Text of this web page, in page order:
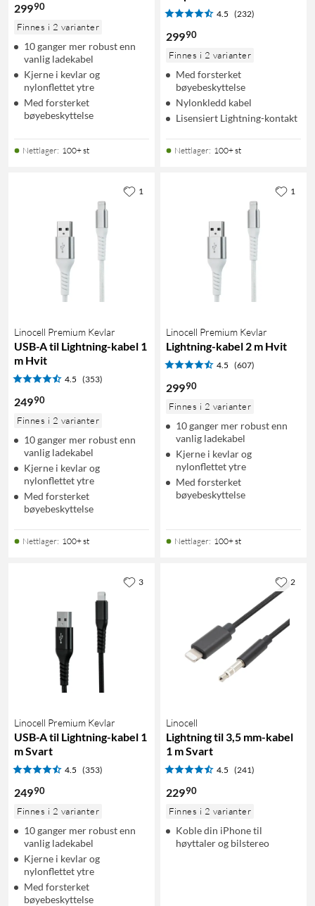
29990
Finnes i 2 varianter
10 ganger mer robust enn
vanlig ladekabel
Kjerne i kevlar og
nylonflettet ytre
Med forsterket
bøyebeskyttelse
Nettlager: 100+ st
4.5 (232)
29990
Finnes i 2 varianter
Med forsterket
bøyebeskyttelse
Nylonkledd kabel
Lisensiert Lightning-kontakt
Nettlager: 100+ st
Linocell Premium Kevlar
USB-A til Lightning-kabel 1
m Hvit
4.5 (353)
24990
Finnes i 2 varianter
10 ganger mer robust enn
vanlig ladekabel
Kjerne i kevlar og
nylonflettet ytre
Med forsterket
bøyebeskyttelse
Nettlager: 100+ st
1
Linocell Premium Kevlar
Lightning-kabel 2 m Hvit
4.5 (607)
29990
Finnes i 2 varianter
10 ganger mer robust enn
vanlig ladekabel
Kjerne i kevlar og
nylonflettet ytre
Med forsterket
bøyebeskyttelse
Nettlager: 100+ st
1
Linocell Premium Kevlar
USB-A til Lightning-kabel 1
m Svart
4.5 (353)
24990
Finnes i 2 varianter
10 ganger mer robust enn
vanlig ladekabel
Kjerne i kevlar og
nylonflettet ytre
Med forsterket
bøyebeskyttelse
3
Linocell
Lightning til 3,5 mm-kabel
1 m Svart
4.5 (241)
22990
Finnes i 2 varianter
Koble din iPhone til
høyttaler og bilstereo
2